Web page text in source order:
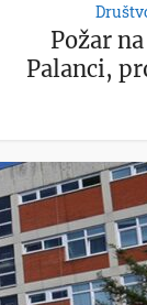
Požar
Palanci,